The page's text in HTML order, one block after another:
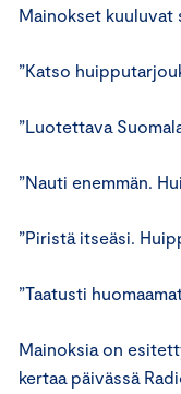
Mainokset kuuluvat
”Katso
”Luotettava
”Nauti enemmän.
”Piristä itseäsi.
”Taatusti
Mainoksia on
kertaa päivässä